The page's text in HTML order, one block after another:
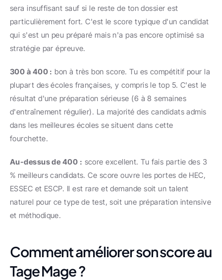
sera insuffisant sauf si le reste de ton dossier est
particulièrement fort. C'est le score typique d'un candidat
qui s'est un peu préparé mais n'a pas encore optimisé sa
stratégie par épreuve.
300 à 400 : bon à très bon score. Tu es compétitif pour la
plupart des écoles françaises, y compris le top 5. C'est le
résultat d'une préparation sérieuse (6 à 8 semaines
d'entraînement régulier). La majorité des candidats admis
dans les meilleures écoles se situent dans cette
fourchette.
Au-dessus de 400 : score excellent. Tu fais partie des 3
% meilleurs candidats. Ce score ouvre les portes de HEC,
ESSEC et ESCP. Il est rare et demande soit un talent
naturel pour ce type de test, soit une préparation intensive
et méthodique.
Comment améliorer son score au
Tage Mage ?